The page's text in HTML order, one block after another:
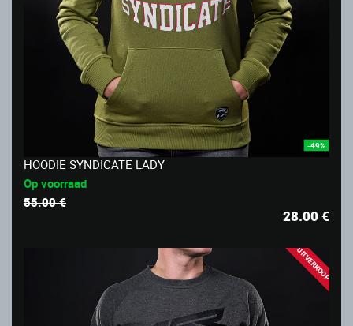
-49%
HOODIE SYNDICATE LADY
Op voorraad
55.00 €
28.00€
UITVERKOOP